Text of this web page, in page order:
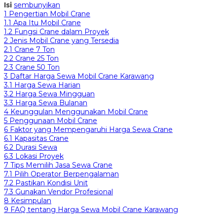
Isi sembunyikan
1 Pengertian Mobil Crane
1.1 Apa Itu Mobil Crane
1.2 Fungsi Crane dalam Proyek
2 Jenis Mobil Crane yang Tersedia
2.1 Crane 7 Ton
2.2 Crane 25 Ton
2.3 Crane 50 Ton
3 Daftar Harga Sewa Mobil Crane Karawang
3.1 Harga Sewa Harian
3.2 Harga Sewa Mingguan
3.3 Harga Sewa Bulanan
4 Keunggulan Menggunakan Mobil Crane
5 Penggunaan Mobil Crane
6 Faktor yang Mempengaruhi Harga Sewa Crane
6.1 Kapasitas Crane
6.2 Durasi Sewa
6.3 Lokasi Proyek
7 Tips Memilih Jasa Sewa Crane
7.1 Pilih Operator Berpengalaman
7.2 Pastikan Kondisi Unit
7.3 Gunakan Vendor Profesional
8 Kesimpulan
9 FAQ tentang Harga Sewa Mobil Crane Karawang